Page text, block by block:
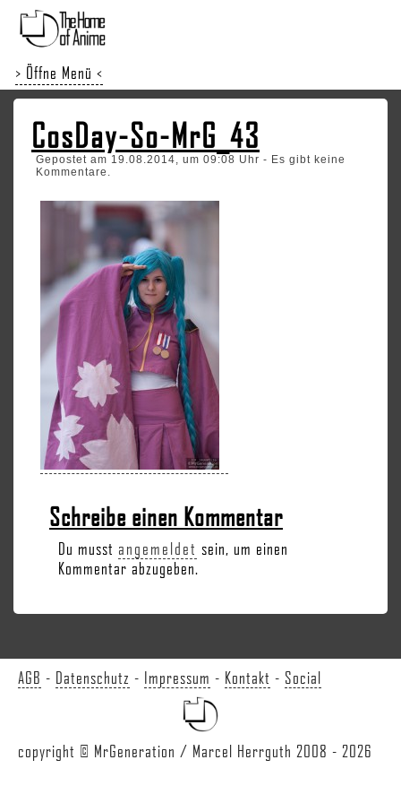
> Öffne Menü <
CosDay-So-MrG_43
Gepostet am 19.08.2014, um 09:08 Uhr - Es gibt keine
Kommentare.
Schreibe einen Kommentar
Du musst angemeldet sein, um einen
Kommentar abzugeben.
AGB - Datenschutz - Impressum - Kontakt - Social
copyright © MrGeneration / Marcel Herrguth 2008 - 2026